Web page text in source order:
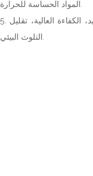
5. الضغط السلبي أو الضغط السلبي قليلاً، الختم الجيد، الكفاءة العالية، تقليل